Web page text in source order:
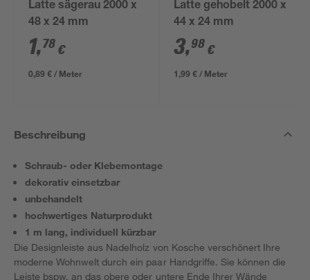
Latte sägerau 2000 x
48 x 24 mm
1,78 €
0,89 € / Meter
Latte gehobelt 2000 x
44 x 24 mm
3,98 €
1,99 € / Meter
Beschreibung
Schraub- oder Klebemontage
dekorativ einsetzbar
unbehandelt
hochwertiges Naturprodukt
1 m lang, individuell kürzbar
Die Designleiste aus Nadelholz von Kosche verschönert Ihre
moderne Wohnwelt durch ein paar Handgriffe. Sie können die
Leiste bspw. an das obere oder untere Ende Ihrer Wände